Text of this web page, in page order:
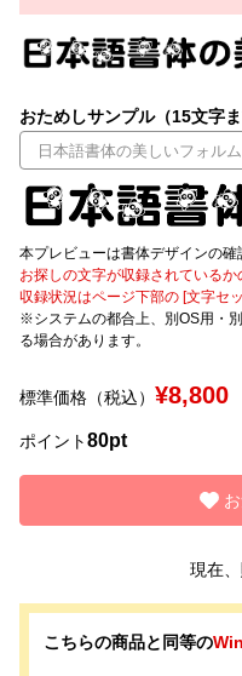
セット or 単体
文字種類
価格帯
リセット
おためしサンプル（15文字ま
本プレビューは書体デザインの確
お探しの文字が収録されている
収録状況はページ下部の [文字セ
※システムの都合上、別OS用・
る場合があります。
標準価格（税込） ¥8,800
ポイント80pt
現在
こちらの商品と同等の